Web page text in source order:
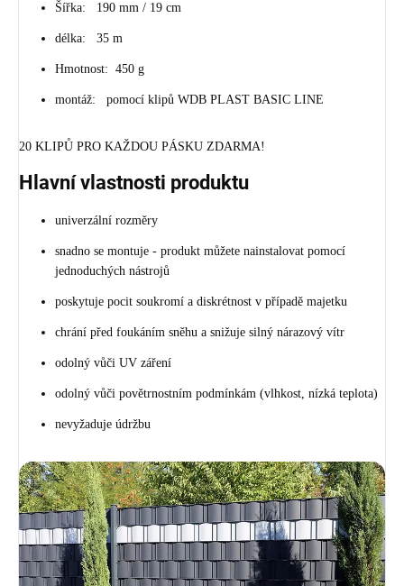
Šířka: 190 mm / 19 cm
délka: 35 m
Hmotnost: 450 g
montáž: pomocí klipů WDB PLAST BASIC LINE
20 KLIPŮ PRO KAŽDOU PÁSKU ZDARMA!
Hlavní vlastnosti produktu
univerzální rozměry
snadno se montuje - produkt můžete nainstalovat pomocí
jednoduchých nástrojů
poskytuje pocit soukromí a diskrétnost v případě majetku
chrání před foukáním sněhu a snižuje silný nárazový vítr
odolný vůči UV záření
odolný vůči povětrnostním podmínkám (vlhkost, nízká teplota)
nevyžaduje údržbu